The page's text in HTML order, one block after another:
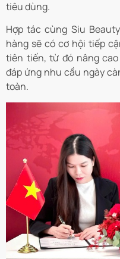
tiêu dùng.
Hợp tác cùng Siu
hàng sẽ có cơ hội tiếp
tiên tiến, từ đó nâng
đáp ứng nhu cầu ngày
toàn.